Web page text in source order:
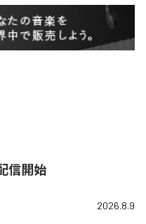
信開始
2026.8.9